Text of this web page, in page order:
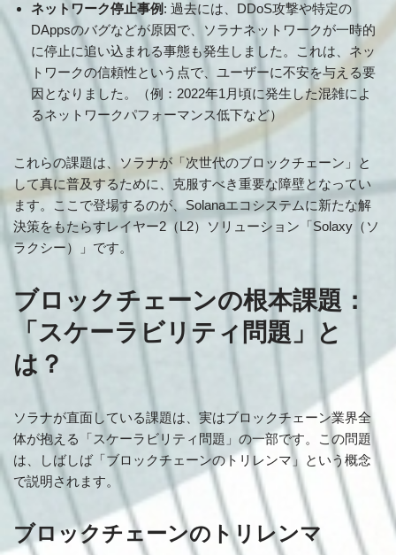
ネットワーク停止事例 : 過去には、DDoS攻撃や特定の
DAppsのバグなどが原因で、ソラナネットワークが一時的
に停止に追い込まれる事態も発生しました。これは、ネッ
トワークの信頼性という点で、ユーザーに不安を与える要
因となりました。（例：2022年1月頃に発生した混雑によ
るネットワークパフォーマンス低下など）
これらの課題は、ソラナが「次世代のブロックチェーン」と
して真に普及するために、克服すべき重要な障壁となってい
ます。ここで登場するのが、Solanaエコシステムに新たな解
決策をもたらすレイヤー2（L2）ソリューション「Solaxy（ソ
ラクシー）」です。
ブロックチェーンの根本課題：
「スケーラビリティ問題」と
は？
ソラナが直面している課題は、実はブロックチェーン業界全
体が抱える「スケーラビリティ問題」の一部です。この問題
は、しばしば「ブロックチェーンのトリレンマ」という概念
で説明されます。
ブロックチェーンのトリレンマ